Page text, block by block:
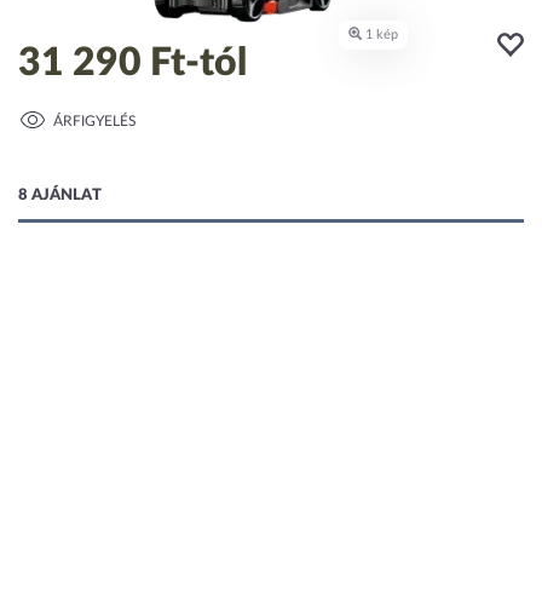
31 290 Ft-tól
ÁRFIGYELÉS
8 AJÁNLAT